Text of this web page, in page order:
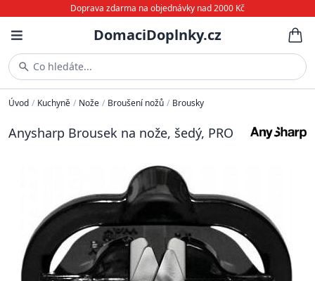
Doprava zdarma na objednávky nad 2000 Kč
DomaciDoplnky.cz
Co hledáte...
Úvod / Kuchyně / Nože / Broušení nožů / Brousky
Anysharp Brousek na nože, šedý, PRO